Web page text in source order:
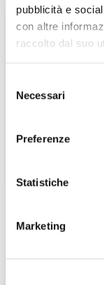
pubblicità e
con altre
raccolto dal suo
delNecessari
Preferenze
Statistiche
Marketing
Password
fare cliccando
Home/Pubblicazioni/
Una nuova
Carabini,
per
effettuare il